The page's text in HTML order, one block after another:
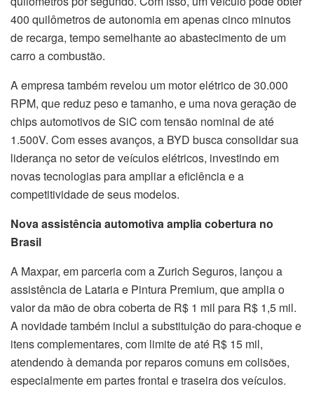
400 quilômetros de autonomia em apenas cinco minutos
de recarga, tempo semelhante ao abastecimento de um
carro a combustão.
A empresa também revelou um motor elétrico de 30.000
RPM, que reduz peso e tamanho, e uma nova geração de
chips automotivos de SiC com tensão nominal de até
1.500V. Com esses avanços, a BYD busca consolidar sua
liderança no setor de veículos elétricos, investindo em
novas tecnologias para ampliar a eficiência e a
competitividade de seus modelos.
Nova assistência automotiva amplia cobertura no
Brasil
A Maxpar, em parceria com a Zurich Seguros, lançou a
assistência de Lataria e Pintura Premium, que amplia o
valor da mão de obra coberta de R$ 1 mil para R$ 1,5 mil.
A novidade também inclui a substituição do para-choque e
itens complementares, com limite de até R$ 15 mil,
atendendo à demanda por reparos comuns em colisões,
especialmente em partes frontal e traseira dos veículos.